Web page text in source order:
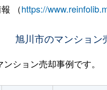
（https://
旭川市のマンション
ション売却事例です。